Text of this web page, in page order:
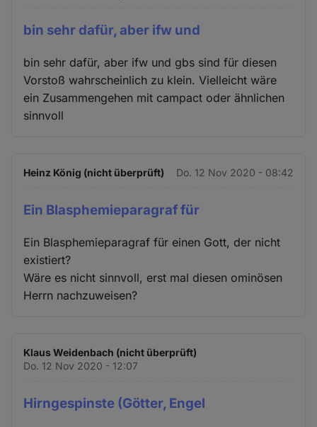
bin sehr dafür, aber ifw und
bin sehr dafür, aber ifw und gbs sind für diesen
Vorstoß wahrscheinlich zu klein. Vielleicht wäre
ein Zusammengehen mit campact oder ähnlichen
sinnvoll
Heinz König (nicht überprüft) Do. 12 Nov 2020 - 08:42
Ein Blasphemieparagraf für
Ein Blasphemieparagraf für einen Gott, der nicht
existiert?
Wäre es nicht sinnvoll, erst mal diesen ominösen
Herrn nachzuweisen?
Klaus Weidenbach (nicht überprüft)
Do. 12 Nov 2020 - 12:07
Hirngespinste (Götter, Engel